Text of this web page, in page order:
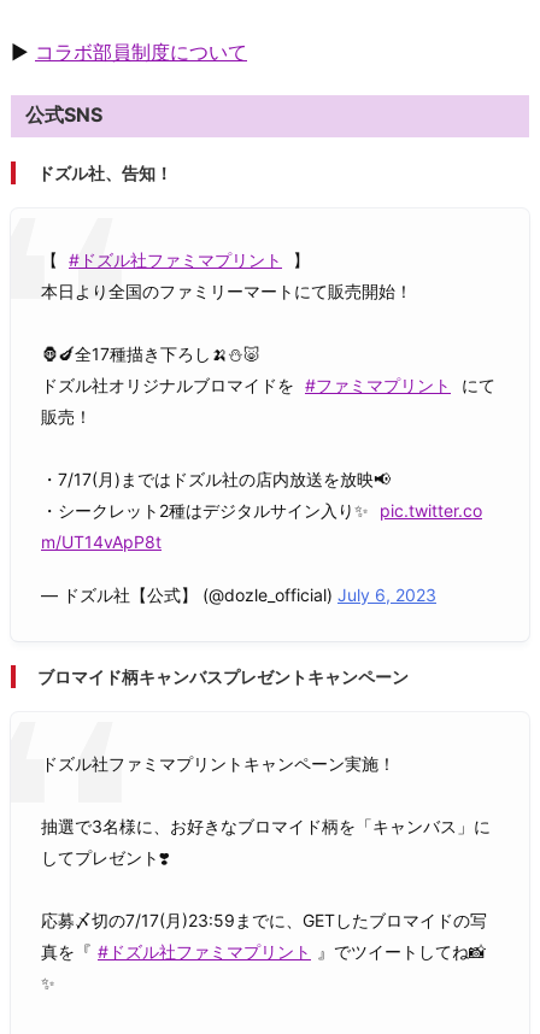
▶ コラボ部員制度について
公式SNS
ドズル社、告知！
【 #ドズル社ファミマプリント
】
本日より全国のファミリーマートにて販売開始！
🦍🍆全17種描き下ろし🍌⛄🐷
ドズル社オリジナルブロマイドを #ファミマプリント
にて
販売！
・7/17(月)まではドズル社の店内放送を放映📢
・シークレット2種はデジタルサイン入り✨
pic.twitter.co
m/UT14vApP8t
— ドズル社【公式】 (@dozle_official) July 6, 2023
ブロマイド柄キャンバスプレゼントキャンペーン
ドズル社ファミマプリントキャンペーン実施！
抽選で3名様に、お好きなブロマイド柄を「キャンバス」に
してプレゼント❣️
応募〆切の7/17(月)23:59までに、GETしたブロマイドの写
真を『 #ドズル社ファミマプリント
』でツイートしてね📸
✨